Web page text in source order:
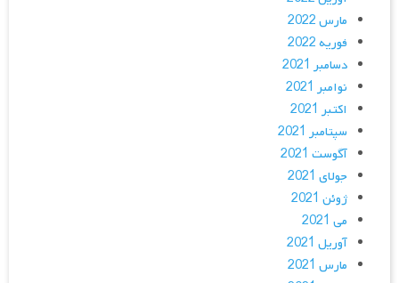
مارس 2022
فوریه 2022
دسامبر 2021
نوامبر 2021
اکتبر 2021
سپتامبر 2021
آگوست 2021
جولای 2021
ژوئن 2021
می 2021
آوریل 2021
مارس 2021